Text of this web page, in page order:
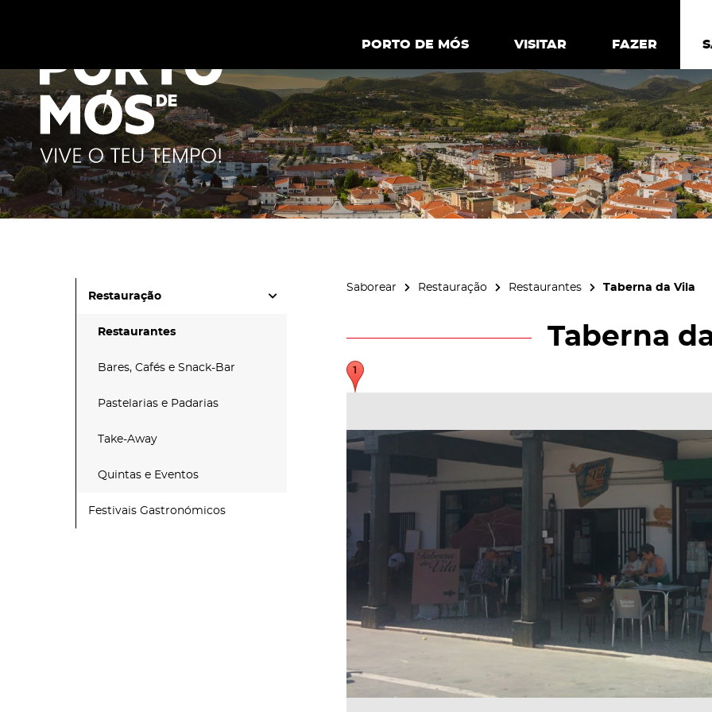
PORTO DE MÓS
VISITAR
PORTO DE MÓS VISITAR FAZER
Restauração
Restaurantes
Bares, Cafés e Snack-Bar
Pastelarias e Padarias
Take-Away
Quintas e Eventos
Festivais Gastronómicos
Saborear Restauração Restaurantes Taberna da Vila
Taberna